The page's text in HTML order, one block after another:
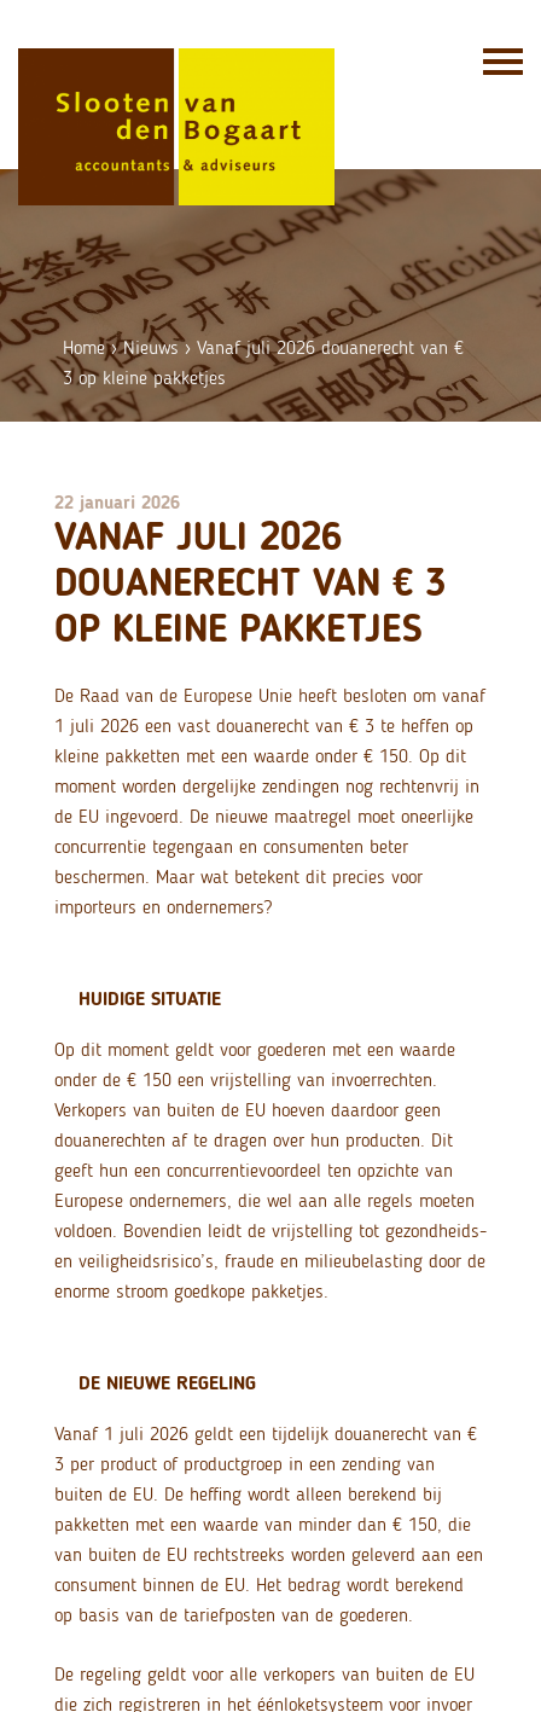
Home›Nieuws›Vanaf juli 2026 douanerecht van €
3 op kleine pakketjes
22 januari 2026
VANAF JULI 2026
DOUANERECHT VAN € 3
OP KLEINE PAKKETJES
De Raad van de Europese Unie heeft besloten om vanaf
1 juli 2026 een vast douanerecht van € 3 te heffen op
kleine pakketten met een waarde onder € 150. Op dit
moment worden dergelijke zendingen nog rechtenvrij in
de EU ingevoerd. De nieuwe maatregel moet oneerlijke
concurrentie tegengaan en consumenten beter
beschermen. Maar wat betekent dit precies voor
importeurs en ondernemers?
HUIDIGE SITUATIE
Op dit moment geldt voor goederen met een waarde
onder de € 150 een vrijstelling van invoerrechten.
Verkopers van buiten de EU hoeven daardoor geen
douanerechten af te dragen over hun producten. Dit
geeft hun een concurrentievoordeel ten opzichte van
Europese ondernemers, die wel aan alle regels moeten
voldoen. Bovendien leidt de vrijstelling tot gezondheids-
en veiligheidsrisico’s, fraude en milieubelasting door de
enorme stroom goedkope pakketjes.
DE NIEUWE REGELING
Vanaf 1 juli 2026 geldt een tijdelijk douanerecht van €
3 per product of productgroep in een zending van
buiten de EU. De heffing wordt alleen berekend bij
pakketten met een waarde van minder dan € 150, die
van buiten de EU rechtstreeks worden geleverd aan een
consument binnen de EU. Het bedrag wordt berekend
op basis van de tariefposten van de goederen.
De regeling geldt voor alle verkopers van buiten de EU
die zich registreren in het éénloketsysteem voor invoer